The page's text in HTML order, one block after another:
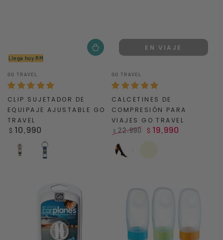
Llega hoy RM
Vendedor:
GO TRAVEL
CLIP SUJETADOR DE
EQUIPAJE AJUSTABLE GO
TRAVEL
Precio
$ 10.990
Beige
Azul
Vendedor:
GO TRAVEL
CALCETINES DE
COMPRESIÓN PARA
VIAJES GO TRAVEL
regular
$ 22.990
$ 19.990
Black
EN VIAJE